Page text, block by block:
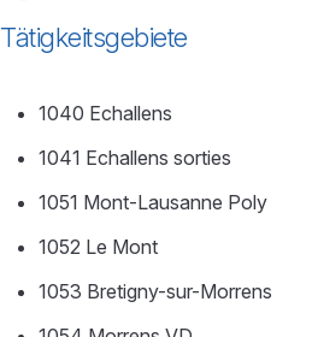
Tätigkeitsgebiete
1040 Echallens
1041 Echallens sorties
1051 Mont-Lausanne Poly
1052 Le Mont
1053 Bretigny-sur-Morrens